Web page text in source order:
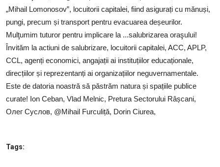
„Mihail Lomonosov”, locuitorii capitalei, fiind asigurați cu mănuși,
pungi, precum și transport pentru evacuarea deșeurilor.
Mulţumim tuturor pentru implicare la ...salubrizarea oraşului!
Învităm la actiuni de salubrizare, locuitorii capitalei, ACC, APLP,
CCL, agenți economici, angajații ai instituțiilor educaționale,
direcțiilor și reprezentanți ai organizațiilor neguvernamentale.
Este de datoria noastră să păstrăm natura și spațiile publice
curate! Ion Ceban, Vlad Melnic, Pretura Sectorului Râșcani,
Олег Суслов, @Mihail Furculiță, Dorin Ciurea,
Tags: